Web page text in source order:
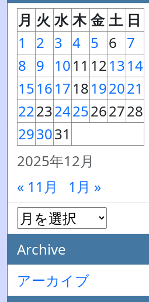
2025年12月
月 火 水 木 金 土 日
1
2 3 4 5 6 7
8 9 1011 121314
15161718192021
22232425262728
293031
« 11月 1月 »
Archive
アーカイブ